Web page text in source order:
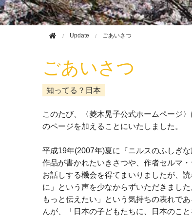
Update ごあいさつ
ごあいさつ
知ってる？日本
このたび、〈菱木晃子公式ホームページ
のページを加えることにいたしました。
平成19年(2007年)夏に『ニルスのふしぎ
作品が書かれたいきさつや、作者セルマ
お話しする機会を得てまいりましたが、
に」という声を少なからずいただきまし
もっと伝えたい」という気持ちの表れで
んが、「日本の子どもたちに、日本のこ